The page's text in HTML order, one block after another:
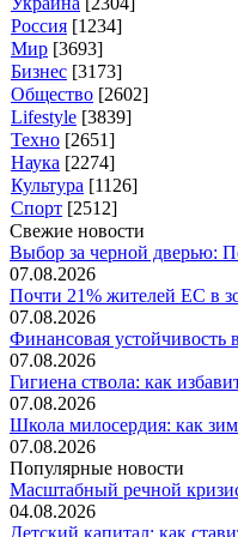
Россия [1234]
Мир [3693]
Бизнес [3173]
Общество [2602]
Lifestyle [3839]
Техно [2651]
Наука [2274]
Культура [1126]
Спорт [2512]
Свежие новости
Выбор за черной дверью:
07.08.2026
Почти 21% жителей ЕС в
07.08.2026
Финансовая устойчивость
07.08.2026
Гигиена ствола: как
07.08.2026
Школа милосердия: как
07.08.2026
Популярные новости
Масштабный речной
04.08.2026
Детский капитал: как